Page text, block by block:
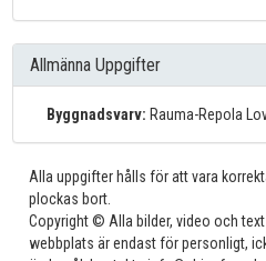
Allmänna Uppgifter
Byggnadsvarv: Rauma-Repola
Alla uppgifter hålls för att vara
plockas bort.
Copyright © Alla bilder, video och
webbplats är endast för personligt,